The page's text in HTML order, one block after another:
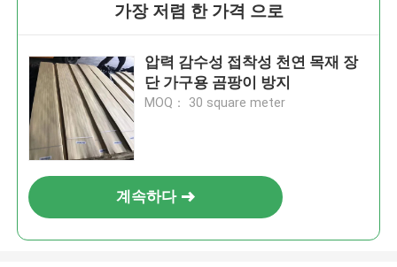
가장 저렴 한 가격 으로
압력 감수성 접착성 천연 목재 장
단 가구용 곰팡이 방지
MOQ： 30 square meter
계속하다